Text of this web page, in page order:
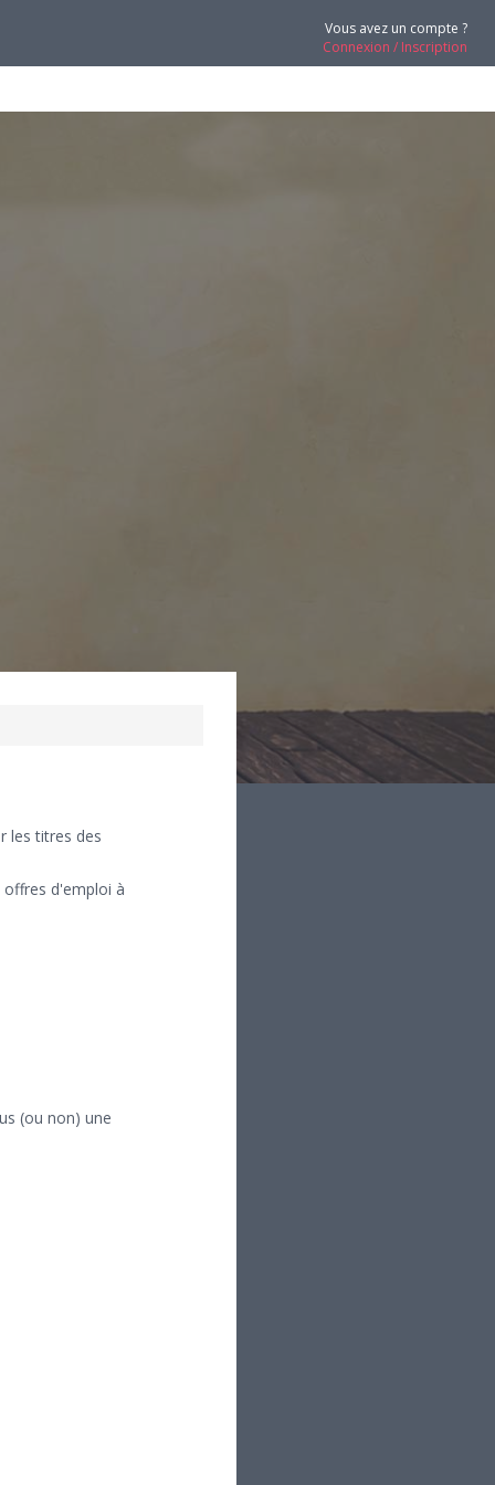
Vous avez un compte ?
Connexion / Inscription
les titres des
offres d'emploi à
(ou non) une